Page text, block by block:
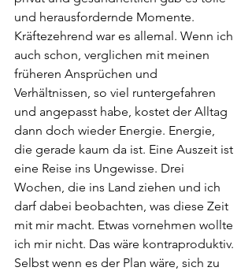
und herausfordernde Momente.
Kräftezehrend war es allemal. Wenn ich
auch schon, verglichen mit meinen
früheren Ansprüchen und
Verhältnissen, so viel runtergefahren
und angepasst habe, kostet der Alltag
dann doch wieder Energie. Energie,
die gerade kaum da ist. Eine Auszeit ist
eine Reise ins Ungewisse. Drei
Wochen, die ins Land ziehen und ich
darf dabei beobachten, was diese Zeit
mit mir macht. Etwas vornehmen wollte
ich mir nicht. Das wäre kontraproduktiv.
Selbst wenn es der Plan wäre, sich zu